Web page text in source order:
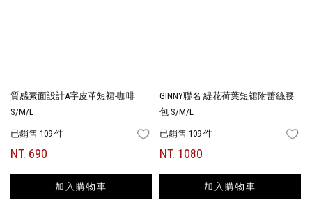
質感素面設計A字皮革短裙-咖啡
S/M/L
已銷售 109 件 FAVORITES
NT. 690
加入購物車
GINNY聯名 緹花荷葉短裙附蕾絲腰
包 S/M/L
已銷售 109 件
NT. 1080
加入購物車